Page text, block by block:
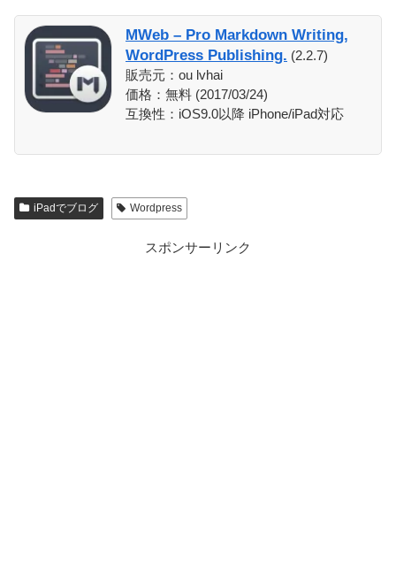
MWeb – Pro Markdown Writing,
WordPress Publishing. (2.2.7)
販売元：ou lvhai
価格：無料 (2017/03/24)
互換性：iOS9.0以降 iPhone/iPad対応
iPadでブログ Wordpress
スポンサーリンク